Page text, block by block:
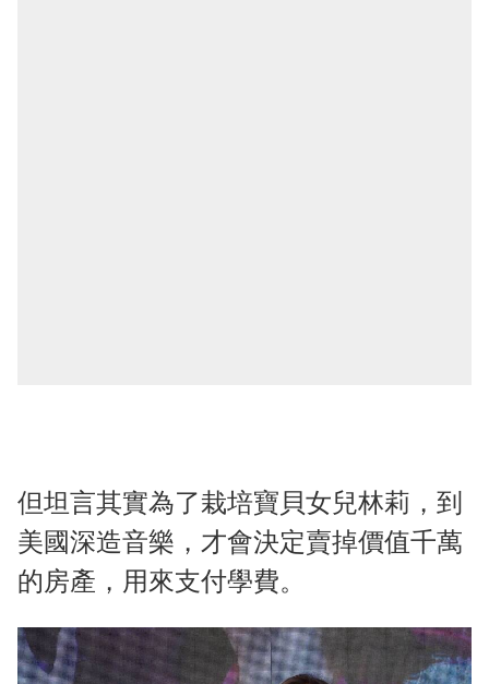
但坦言其實為了栽培寶貝女兒林莉，到
美國深造音樂，才會決定賣掉價值千萬
的房產，用來支付學費。